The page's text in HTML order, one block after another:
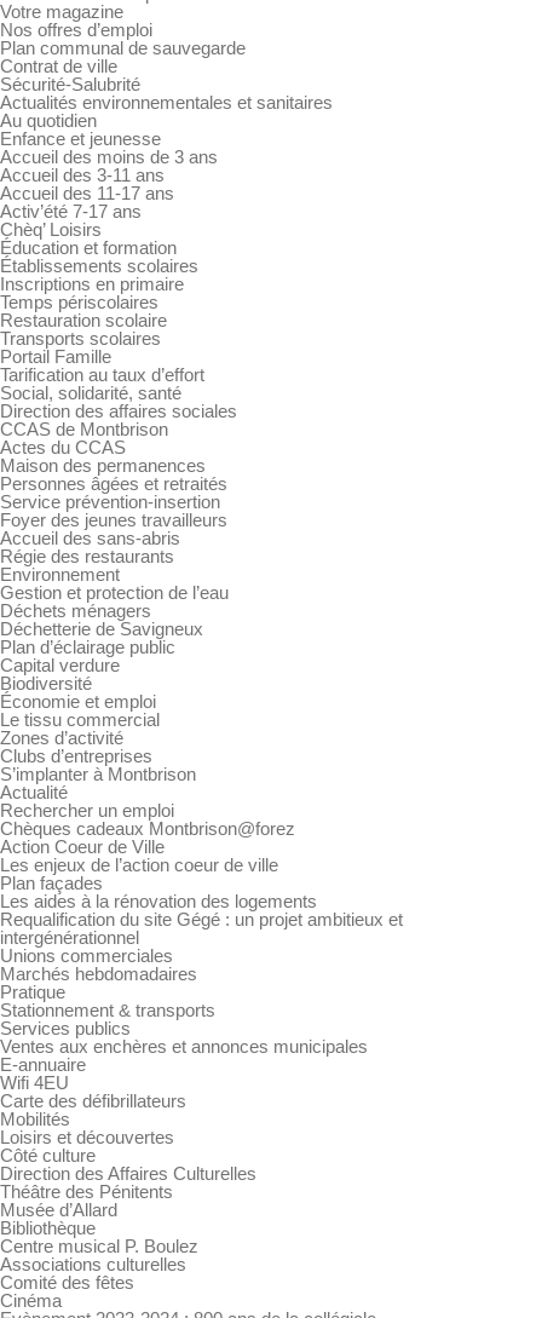
Votre magazine
Nos offres d’emploi
Plan communal de sauvegarde
Contrat de ville
Sécurité-Salubrité
Actualités environnementales et sanitaires
Au quotidien
Enfance et jeunesse
Accueil des moins de 3 ans
Accueil des 3-11 ans
Accueil des 11-17 ans
Activ’été 7-17 ans
Chèq’ Loisirs
Éducation et formation
Établissements scolaires
Inscriptions en primaire
Temps périscolaires
Restauration scolaire
Transports scolaires
Portail Famille
Tarification au taux d’effort
Social, solidarité, santé
Direction des affaires sociales
CCAS de Montbrison
Actes du CCAS
Maison des permanences
Personnes âgées et retraités
Service prévention-insertion
Foyer des jeunes travailleurs
Accueil des sans-abris
Régie des restaurants
Environnement
Gestion et protection de l’eau
Déchets ménagers
Déchetterie de Savigneux
Plan d’éclairage public
Capital verdure
Biodiversité
Économie et emploi
Le tissu commercial
Zones d’activité
Clubs d’entreprises
S’implanter à Montbrison
Actualité
Rechercher un emploi
Chèques cadeaux Montbrison@forez
Action Coeur de Ville
Les enjeux de l’action coeur de ville
Plan façades
Les aides à la rénovation des logements
Requalification du site Gégé : un projet ambitieux et
intergénérationnel
Unions commerciales
Marchés hebdomadaires
Pratique
Stationnement & transports
Services publics
Ventes aux enchères et annonces municipales
E-annuaire
Wifi 4EU
Carte des défibrillateurs
Mobilités
Loisirs et découvertes
Côté culture
Direction des Affaires Culturelles
Théâtre des Pénitents
Musée d’Allard
Bibliothèque
Centre musical P. Boulez
Associations culturelles
Comité des fêtes
Cinéma